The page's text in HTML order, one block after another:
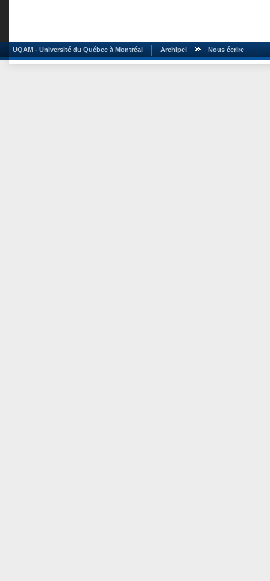
UQAM - Université du Québec à Montréal Archipel Nous écrire